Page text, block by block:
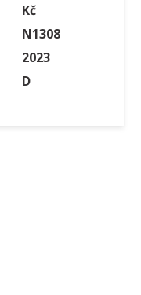
Kč
N1308
2023
D